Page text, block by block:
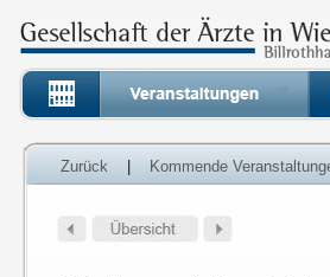
Zurück Kommende